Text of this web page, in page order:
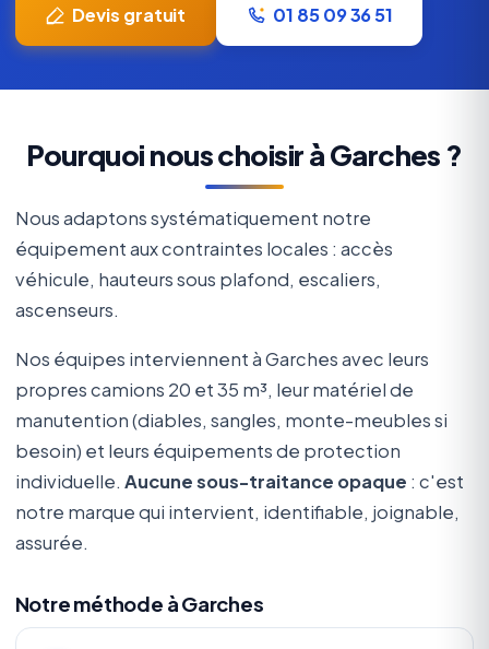
Devis gratuit 01 85 09 36 51
Pourquoi nous choisir à Garches ?
Nous adaptons systématiquement notre
équipement aux contraintes locales : accès
véhicule, hauteurs sous plafond, escaliers,
ascenseurs.
Nos équipes interviennent à Garches avec leurs
propres camions 20 et 35 m³, leur matériel de
manutention (diables, sangles, monte-meubles si
besoin) et leurs équipements de protection
individuelle. Aucune sous-traitance opaque : c'est
notre marque qui intervient, identifiable, joignable,
assurée.
Notre méthode à Garches